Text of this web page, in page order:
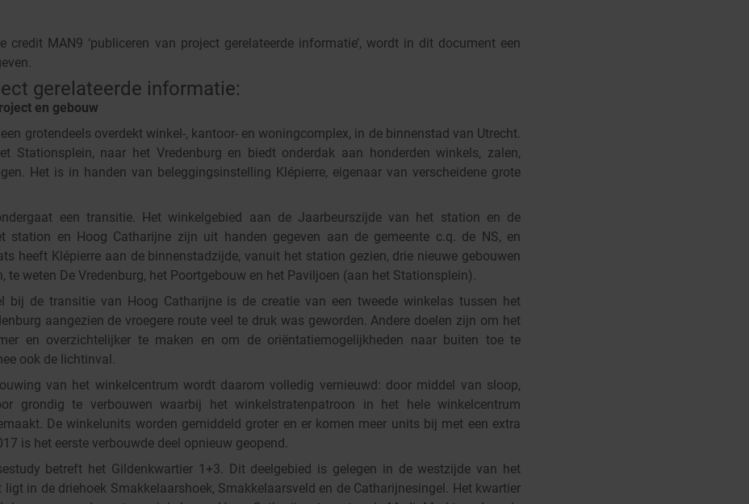
credit MAN9 ‘publiceren van project gerelateerde informatie’, wordt in dit document een
informatie:
en gebouw
grotendeels overdekt winkel-, kantoor- en woningcomplex, in de binnenstad van Utrecht.
Stationsplein, naar het Vredenburg en biedt onderdak aan honderden winkels, zalen,
Het is in handen van beleggingsinstelling Klépierre, eigenaar van verscheidene grote
een transitie. Het winkelgebied aan de Jaarbeurszijde van het station en de
station en Hoog Catharijne zijn uit handen gegeven aan de gemeente c.q. de NS, en
heeft Klépierre aan de binnenstadzijde, vanuit het station gezien, drie nieuwe gebouwen
te weten De Vredenburg, het Poortgebouw en het Paviljoen (aan het Stationsplein).
bij de transitie van Hoog Catharijne is de creatie van een tweede winkelas tussen het
aangezien de vroegere route veel te druk was geworden. Andere doelen zijn om het
en overzichtelijker te maken en om de oriëntatiemogelijkheden naar buiten toe te
ook de lichtinval.
van het winkelcentrum wordt daarom volledig vernieuwd: door middel van sloop,
grondig te verbouwen waarbij het winkelstratenpatroon in het hele winkelcentrum
De winkelunits worden gemiddeld groter en er komen meer units bij met een extra
is het eerste verbouwde deel opnieuw geopend.
betreft het Gildenkwartier 1+3. Dit deelgebied is gelegen in de westzijde van het
ligt in de driehoek Smakkelaarshoek, Smakkelaarsveld en de Catharijnesingel. Het kwartier